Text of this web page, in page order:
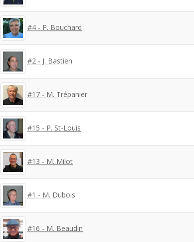
#4 - P. Bouchard
#2 - J. Bastien
#17 - M. Trépanier
#15 - P. St-Louis
#13 - M. Milot
#1 - M. Dubois
#16 - M. Beaudin